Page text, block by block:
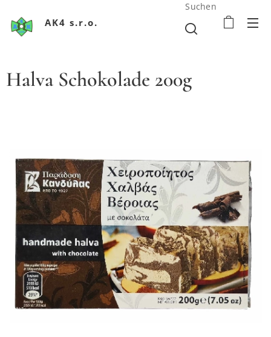
AK4 s.r.o.
Suchen
Halva Schokolade 200g